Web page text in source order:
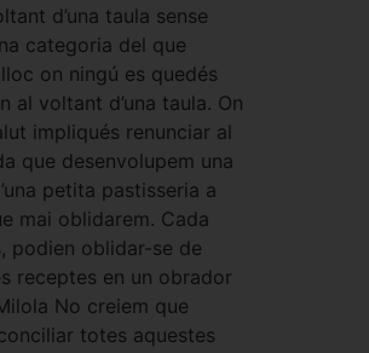
d’una taula sense
categoria del que
on ningú es quedés
voltant d’una taula. On
impliqués renunciar al
que desenvolupem una
petita pastisseria a
mai oblidarem. Cada
podien oblidar-se de
receptes en un obrador
No creiem que
totes aquestes